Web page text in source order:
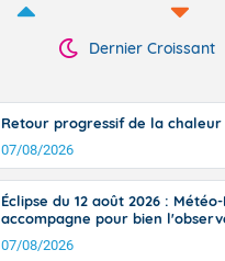
Dernier Croissant
Retour progressif de la chaleur
07/08/2026
Éclipse du 12 août 2026 :
accompagne pour bien
07/08/2026